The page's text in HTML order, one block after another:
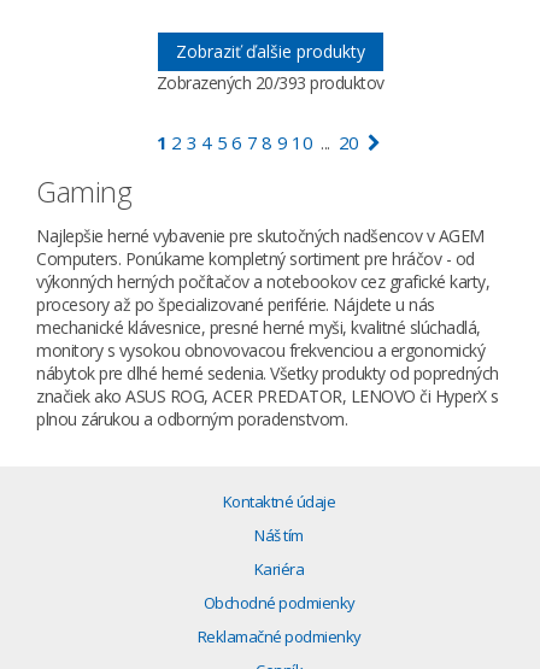
Zobraziť ďalšie produkty
Zobrazených 20/393 produktov
1 2 3 4 5 6 7 8 9 10 ... 20
Gaming
Najlepšie herné vybavenie pre skutočných nadšencov v AGEM
Computers. Ponúkame kompletný sortiment pre hráčov - od
výkonných herných počítačov a notebookov cez grafické karty,
procesory až po špecializované periférie. Nájdete u nás
mechanické klávesnice, presné herné myši, kvalitné slúchadlá,
monitory s vysokou obnovovacou frekvenciou a ergonomický
nábytok pre dlhé herné sedenia. Všetky produkty od popredných
značiek ako ASUS ROG, ACER PREDATOR, LENOVO či HyperX s
plnou zárukou a odborným poradenstvom.
Kontaktné údaje
Náš tím
Kariéra
Obchodné podmienky
Reklamačné podmienky